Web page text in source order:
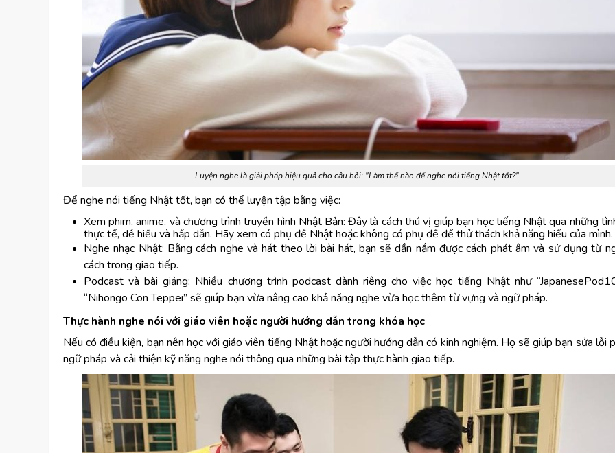
Luyện nghe là giải pháp hiệu quả cho câu hỏi: "Làm thế nào để nghe nói tiếng Nhật tốt?"
Để nghe nói tiếng Nhật tốt, bạn có thể luyện tập bằng việc:
Xem phim, anime, và chương trình truyền hình Nhật Bản: Đây là cách thú vị giúp bạn học tiếng Nhật qua những
thực tế, dễ hiểu và hấp dẫn. Hãy xem có phụ đề Nhật hoặc không có phụ đề để thử thách khả năng hiểu của mình.
Nghe nhạc Nhật: Bằng cách nghe và hát theo lời bài hát, bạn sẽ dần nắm được cách phát âm và sử dụng từ
cách trong giao tiếp.
Podcast và bài giảng: Nhiều chương trình podcast dành riêng cho việc học tiếng Nhật như
“Nihongo Con Teppei” sẽ giúp bạn vừa nâng cao khả năng nghe vừa học thêm từ vựng và ngữ pháp.
Thực hành nghe nói với giáo viên hoặc người hướng dẫn trong khóa học
Nếu có điều kiện, bạn nên học với giáo viên tiếng Nhật hoặc người hướng dẫn có kinh nghiệm. Họ sẽ giúp bạn sửa lỗi
ngữ pháp và cải thiện kỹ năng nghe nói thông qua những bài tập thực hành giao tiếp.